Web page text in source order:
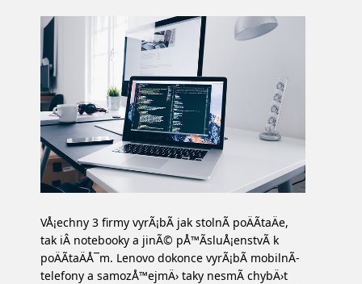
VÅ¡echny 3 firmy vyrÃ¡bÃ­ jak stolnÃ­ poÄÃ­taÄe,
tak iÂ notebooky a jinÃ© pÅ™Ã­sluÅ¡enstvÃ­ k
poÄÃ­taÄÅ¯m. Lenovo dokonce vyrÃ¡bÃ­ mobilnÃ­
telefony a samozÅ™ejmÄ› taky nesmÃ­ chybÄ›t